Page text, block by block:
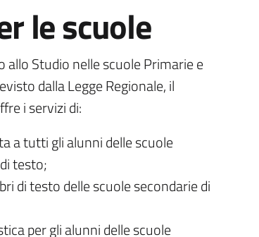
le scuole
allo Studio nelle scuole Primarie e
dalla Legge Regionale, il
i servizi di:
a tutti gli alunni delle scuole
testo;
di testo delle scuole secondarie di
per gli alunni delle scuole